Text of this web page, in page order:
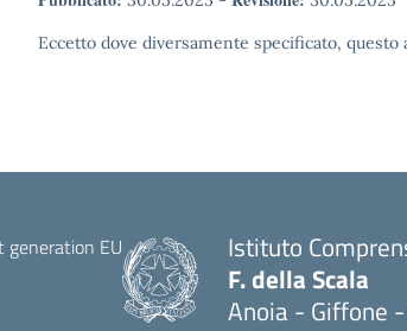
Eccetto dove diversamente specificato,
Istituto
F. della Scala
Anoia - Giffone